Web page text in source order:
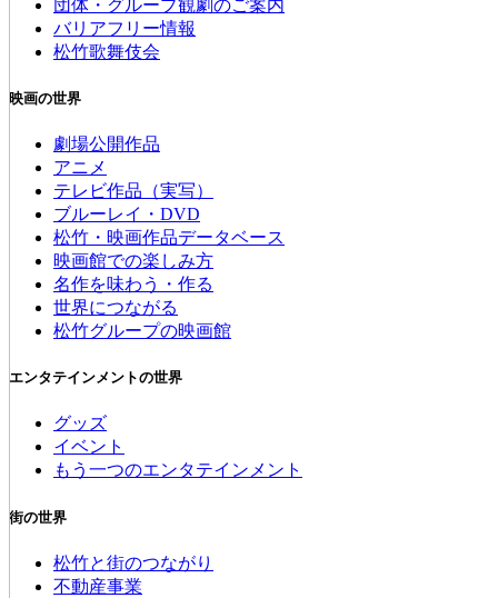
団体・グループ観劇のご案内
バリアフリー情報
松竹歌舞伎会
映画の世界
劇場公開作品
アニメ
テレビ作品（実写）
ブルーレイ・DVD
松竹・映画作品データベース
映画館での楽しみ方
名作を味わう・作る
世界につながる
松竹グループの映画館
エンタテインメントの世界
グッズ
イベント
もう一つのエンタテインメント
街の世界
松竹と街のつながり
不動産事業